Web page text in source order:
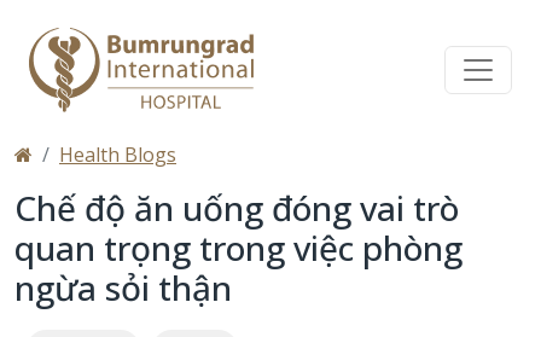
Health Blogs
Chế độ ăn uống đóng vai trò
quan trọng trong việc phòng
ngừa sỏi thận